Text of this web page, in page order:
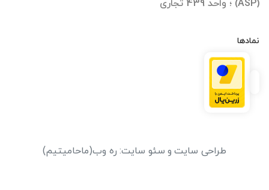
(ASP) ؛ واحد 439 تجاری
نمادها
طراحی سایت و سئو سایت: ره وب(ماحامیتیم)